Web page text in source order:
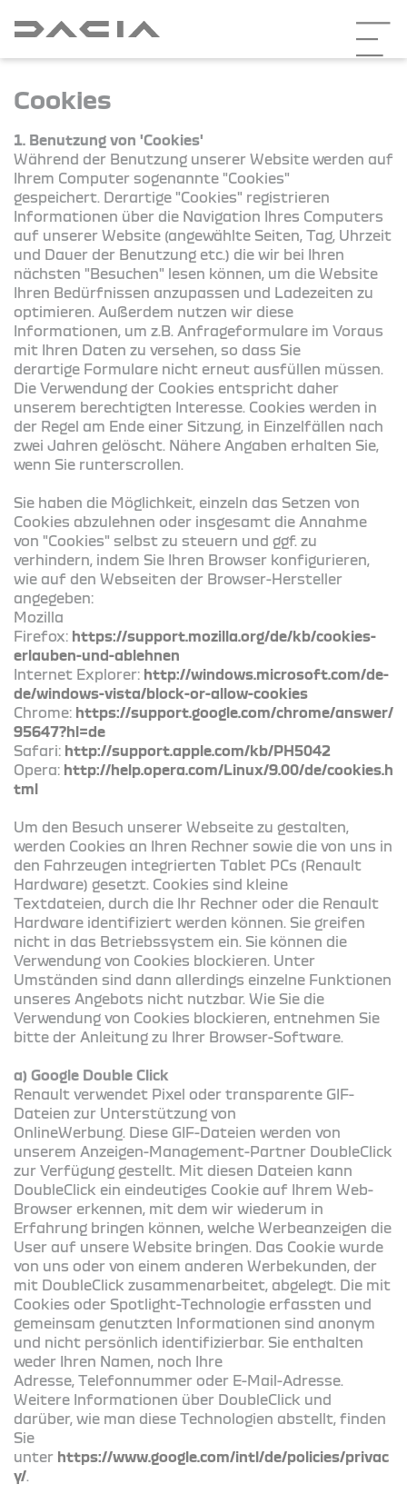
Cookies
1. Benutzung von 'Cookies'
Während der Benutzung unserer Website werden auf
Ihrem Computer sogenannte "Cookies"
gespeichert. Derartige "Cookies" registrieren
Informationen über die Navigation Ihres Computers
auf unserer Website (angewählte Seiten, Tag, Uhrzeit
und Dauer der Benutzung etc.) die wir bei Ihren
nächsten "Besuchen" lesen können, um die Website
Ihren Bedürfnissen anzupassen und Ladezeiten zu
optimieren. Außerdem nutzen wir diese
Informationen, um z.B. Anfrageformulare im Voraus
mit Ihren Daten zu versehen, so dass Sie
derartige Formulare nicht erneut ausfüllen müssen.
Die Verwendung der Cookies entspricht daher
unserem berechtigten Interesse. Cookies werden in
der Regel am Ende einer Sitzung, in Einzelfällen nach
zwei Jahren gelöscht. Nähere Angaben erhalten Sie,
wenn Sie runterscrollen.
Sie haben die Möglichkeit, einzeln das Setzen von
Cookies abzulehnen oder insgesamt die Annahme
von "Cookies" selbst zu steuern und ggf. zu
verhindern, indem Sie Ihren Browser konfigurieren,
wie auf den Webseiten der Browser-Hersteller
angegeben:
Mozilla
Firefox: https://support.mozilla.org/de/kb/cookies-
erlauben-und-ablehnen
Internet Explorer: http://windows.microsoft.com/de-
de/windows-vista/block-or-allow-cookies
Chrome: https://support.google.com/chrome/answer/
95647?hl=de
Safari: http://support.apple.com/kb/PH5042
Opera: http://help.opera.com/Linux/9.00/de/cookies.h
tml
Um den Besuch unserer Webseite zu gestalten,
werden Cookies an Ihren Rechner sowie die von uns in
den Fahrzeugen integrierten Tablet PCs (Renault
Hardware) gesetzt. Cookies sind kleine
Textdateien, durch die Ihr Rechner oder die Renault
Hardware identifiziert werden können. Sie greifen
nicht in das Betriebssystem ein. Sie können die
Verwendung von Cookies blockieren. Unter
Umständen sind dann allerdings einzelne Funktionen
unseres Angebots nicht nutzbar. Wie Sie die
Verwendung von Cookies blockieren, entnehmen Sie
bitte der Anleitung zu Ihrer Browser-Software.
a) Google Double Click
Renault verwendet Pixel oder transparente GIF-
Dateien zur Unterstützung von
OnlineWerbung. Diese GIF-Dateien werden von
unserem Anzeigen-Management-Partner DoubleClick
zur Verfügung gestellt. Mit diesen Dateien kann
DoubleClick ein eindeutiges Cookie auf Ihrem Web-
Browser erkennen, mit dem wir wiederum in
Erfahrung bringen können, welche Werbeanzeigen die
User auf unsere Website bringen. Das Cookie wurde
von uns oder von einem anderen Werbekunden, der
mit DoubleClick zusammenarbeitet, abgelegt. Die mit
Cookies oder Spotlight-Technologie erfassten und
gemeinsam genutzten Informationen sind anonym
und nicht persönlich identifizierbar. Sie enthalten
weder Ihren Namen, noch Ihre
Adresse, Telefonnummer oder E-Mail-Adresse.
Weitere Informationen über DoubleClick und
darüber, wie man diese Technologien abstellt, finden
Sie
unter https://www.google.com/intl/de/policies/privac
y/.